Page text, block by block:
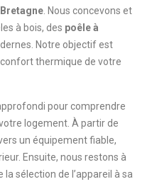
. Nous concevons et
à bois, des poêle à
Notre objectif est
thermique de votre
pour comprendre
logement. À partir de
un équipement fiable,
Ensuite, nous restons à
sélection de l’appareil à sa